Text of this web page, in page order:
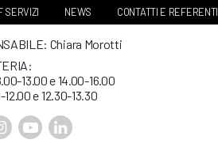
SERVIZI NEWS CONTATTI E REFERENTI
Chiara Morotti
13.00 e 14.00-16.00
e 12.30-13.30